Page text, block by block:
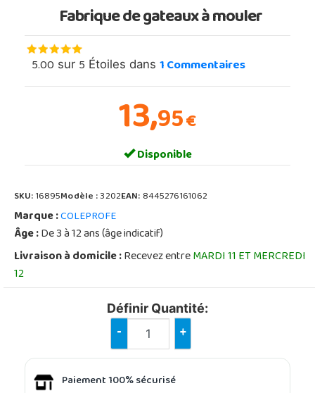
Fabrique de gateaux à mouler
5.00 sur 5 Étoiles dans 1Commentaires
13,95€
Disponible
SKU:16895Modèle :3202EAN:8445276161062
Marque :COLEPROFE
Âge :De 3 à 12 ans (âge indicatif)
Livraison à domicile :Recevez entreMARDI 11 ET MERCREDI
12
Définir Quantité:
- +
Paiement 100% sécurisé